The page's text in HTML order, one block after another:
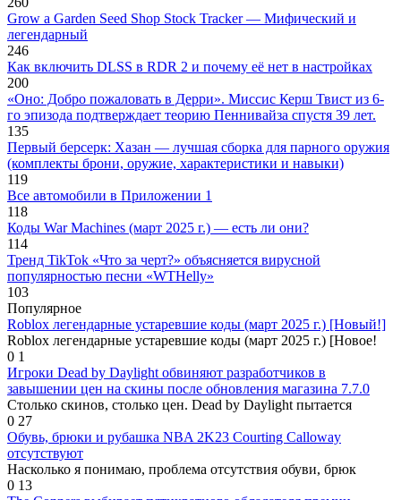
Grow a Garden Seed Shop Stock Tracker — Мифический и
легендарный
246
Как включить DLSS в RDR 2 и почему её нет в настройках
200
«Оно: Добро пожаловать в Дерри». Миссис Керш Твист из 6-
го эпизода подтверждает теорию Пеннивайза спустя 39 лет.
135
Первый берсерк: Хазан — лучшая сборка для парного оружия
(комплекты брони, оружие, характеристики и навыки)
119
Все автомобили в Приложении 1
118
Коды War Machines (март 2025 г.) — есть ли они?
114
Тренд TikTok «Что за черт?» объясняется вирусной
популярностью песни «WTHelly»
103
Популярное
Roblox легендарные устаревшие коды (март 2025 г.) [Новый!]
Roblox легендарные устаревшие коды (март 2025 г.) [Новое!
0 1
Игроки Dead by Daylight обвиняют разработчиков в
завышении цен на скины после обновления магазина 7.7.0
Столько скинов, столько цен. Dead by Daylight пытается
0 27
Обувь, брюки и рубашка NBA 2K23 Courting Calloway
отсутствуют
Насколько я понимаю, проблема отсутствия обуви, брюк
0 13